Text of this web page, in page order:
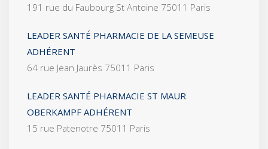
191 rue du Faubourg St Antoine 75011 Paris
LEADER SANTÉ PHARMACIE DE LA SEMEUSE
ADHÉRENT
64 rue Jean Jaurès 75011 Paris
LEADER SANTÉ PHARMACIE ST MAUR
OBERKAMPF ADHÉRENT
15 rue Patenotre 75011 Paris